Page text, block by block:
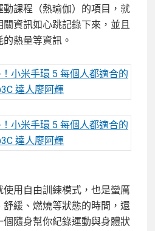
動課程（熱瑜伽）的項目，就
資訊如心跳記錄下來，並且
熱量等資訊。
使用自由訓練模式，也是蠻厲
緩、燃燒等狀態的時間，還
隨身幫你紀錄運動與身體狀